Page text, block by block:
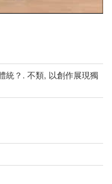
統？. 不類, 以創作展現獨